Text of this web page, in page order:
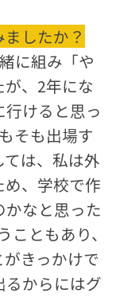
したか？
に組み「や
、2年にな
けると思っ
そも出場す
は、私は外
、学校で作
なと思った
ともあり、
きっかけで
るからにはグ